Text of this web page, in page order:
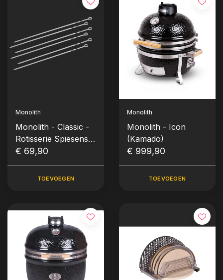
Monolith
Monolith - Classic -
Rotisserie Spiesenset
(7 stuks)
€ 69,90
TOEVOEGEN
Monolith
Monolith - Icon
(Kamado)
€ 999,90
TOEVOEGEN